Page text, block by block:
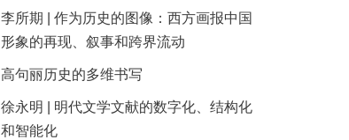
李所期 | 作为历史的图像：西方画报中国
形象的再现、叙事和跨界流动
高句丽历史的多维书写
徐永明 | 明代文学文献的数字化、结构化
和智能化